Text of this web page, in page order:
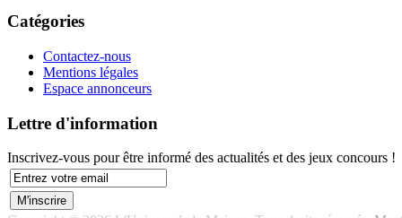
Catégories
Contactez-nous
Mentions légales
Espace annonceurs
Lettre d'information
Inscrivez-vous pour être informé des actualités et des jeux concours !